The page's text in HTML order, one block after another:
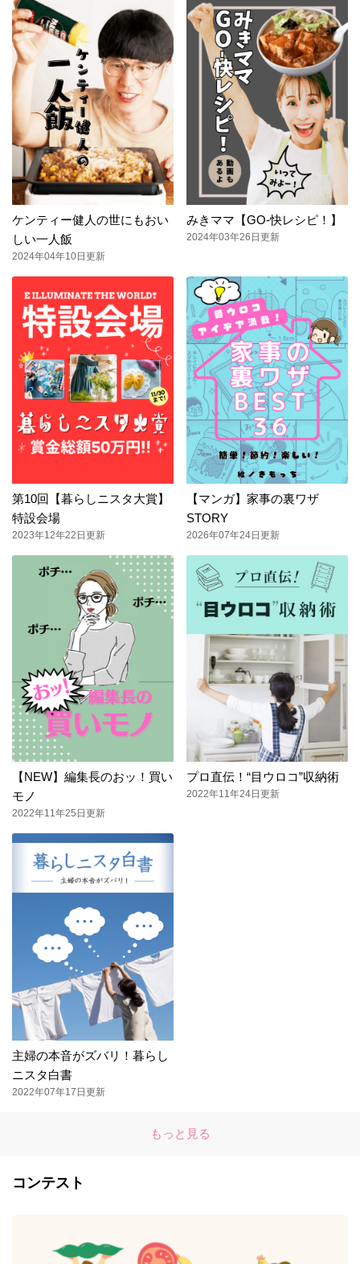
ケンティー健人の世にもおい
しい一人飯
2024年04年10日更新
みきママ【GO-快レシピ！】
2024年03年26日更新
第10回【暮らしニスタ大賞】
特設会場
2023年12年22日更新
【マンガ】家事の裏ワザ
STORY
2026年07年24日更新
【NEW】編集長のおッ！買い
モノ
2022年11年25日更新
プロ直伝！“目ウロコ”収納術
2022年11年24日更新
主婦の本音がズバリ！暮らし
ニスタ白書
2022年07年17日更新
もっと見る
コンテスト